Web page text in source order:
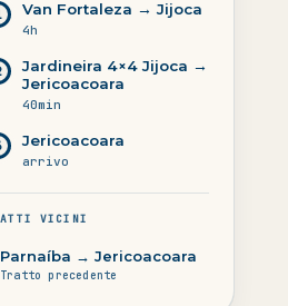
Van Fortaleza → Jijoca
4h
Jardineira 4×4 Jijoca →
Jericoacoara
40min
Jericoacoara
arrivo
VICINI
Parnaíba → Jericoacoara
Tratto precedente